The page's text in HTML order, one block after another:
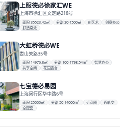
上服德必徐家汇WE
上海市徐汇区文定路218号
面积 35523.42㎡ 分割 30-1500㎡ 创艺术
创意办公
舒适高效
大虹桥德必WE
娄山关路35号
面积 14976.8㎡ 分割 100-1798.54m²
智慧办公
共享空间
花园露台
七宝德必易园
上海闵行区华中路6号
面积 25000㎡ 分割 50-14000m² 近商圈
近轨交
全配套